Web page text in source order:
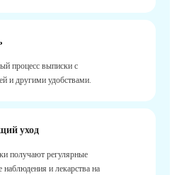
процесс выписки с
и другими удобствами.
уход
получают регулярные
и лекарства на